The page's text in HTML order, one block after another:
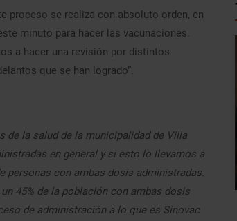
proceso se realiza con absoluto orden, en
minuto para hacer las vacunaciones.
a hacer una revisión por distintos
que se han logrado”.
de la salud de la municipalidad de Villa
en general y si esto lo llevamos a
personas con ambas dosis administradas.
45% de la población con ambas dosis
de administración a lo que es Sinovac